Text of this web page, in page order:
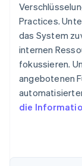
Practices.
das System
internen
fokussieren.
angebotenen
die